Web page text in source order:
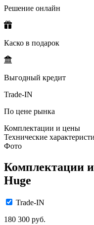
Решение онлайн
Каско в подарок
Выгодный кредит
Trade-IN
По цене рынка
Комплектации и цены
Технические
Фото
Комплектации
Huge
Trade-IN
180 300 руб.